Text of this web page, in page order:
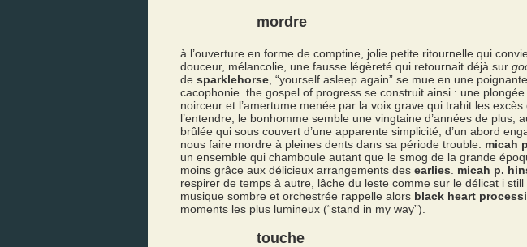
mordre
à l’ouverture en forme de comptine, jolie petite ritournelle qui
douceur, mélancolie, une fausse légèreté qui retournait déjà sur
de sparklehorse , “yourself asleep again” se mue en une
cacophonie. the gospel of progress se construit ainsi : une
noirceur et l’amertume menée par la voix grave qui trahit les excès
l’entendre, le bonhomme semble une vingtaine d’années de plus,
brûlée qui sous couvert d’une apparente simplicité, d’un abord
nous faire mordre à pleines dents dans sa période trouble. micah
un ensemble qui chamboule autant que le smog de la grande
moins grâce aux délicieux arrangements des earlies micah p.
respirer de temps à autre, lâche du leste comme sur le délicat i
musique sombre et orchestrée rappelle alors black heart
moments les plus lumineux (“stand in my way”).
touche